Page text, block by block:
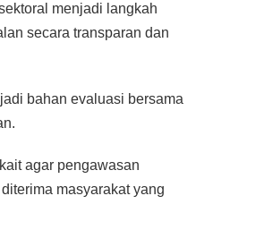
menjadi langkah
secara transparan dan
bahan evaluasi bersama
agar pengawasan
masyarakat yang